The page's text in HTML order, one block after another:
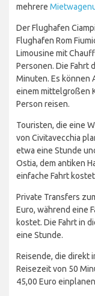
mehrere
Der Flughafen
Flughafen Rom
Limousine mit
Personen. Die Fahrt
Minuten. Es können
einem mittelgroßen
Person reisen.
Touristen, die eine
von Civitavecchia
etwa eine Stunde
Ostia, dem antiken
einfache Fahrt
Private Transfers
Euro, während eine
kostet. Die Fahrt in
eine Stunde.
Reisende, die direkt
Reisezeit von 50
45,00 Euro